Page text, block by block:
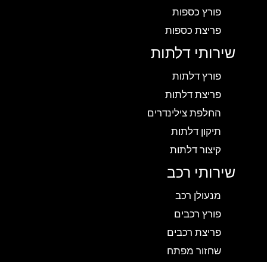
פורץ כספות
פריצת כספות
שירותי דלתות
פורץ דלתות
פריצת דלתות
החלפת צילינדרים
תיקון דלתות
קיצור דלתות
שירותי רכב
מנעולן רכב
פורץ רכבים
פריצת רכבים
שחזור מפתח